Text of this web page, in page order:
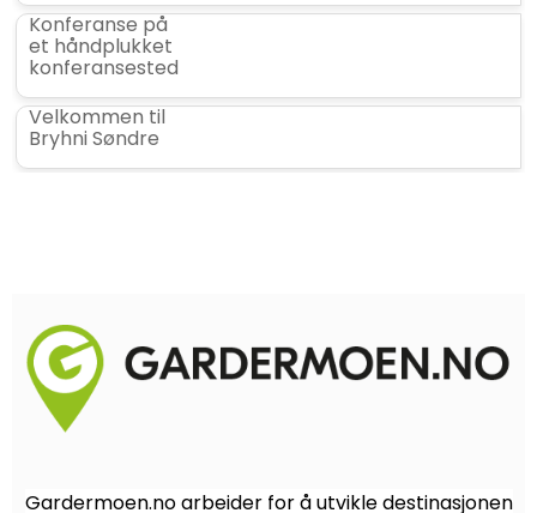
Konferanse på
et håndplukket
konferansested
Velkommen til
Bryhni Søndre
Gardermoen.no arbeider for å utvikle destinasjonen